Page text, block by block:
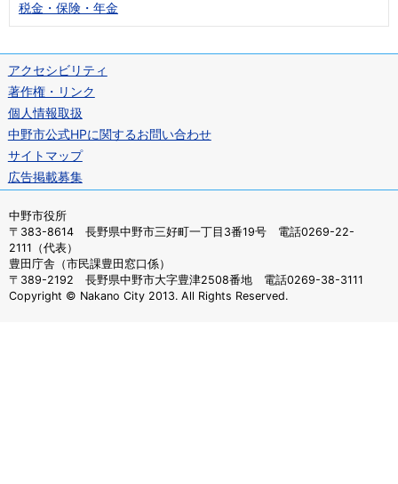
税金・保険・年金
アクセシビリティ
著作権・リンク
個人情報取扱
中野市公式HPに関するお問い合わせ
サイトマップ
広告掲載募集
中野市役所
〒383-8614 長野県中野市三好町一丁目3番19号 電話0269-22-
2111（代表）
豊田庁舎（市民課豊田窓口係）
〒389-2192 長野県中野市大字豊津2508番地 電話0269-38-3111
Copyright © Nakano City 2013. All Rights Reserved.